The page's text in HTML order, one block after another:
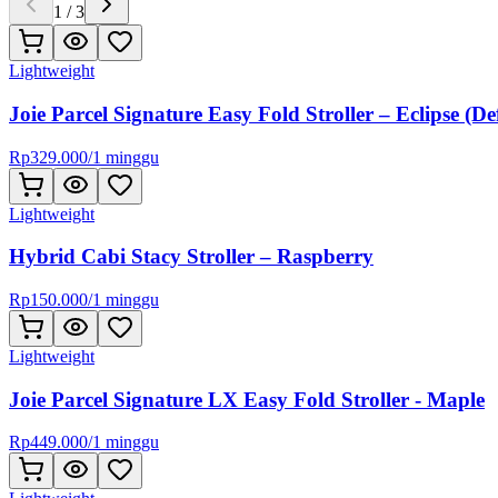
1 /3
Lightweight
Joie Parcel Signature Easy Fold Stroller – Eclipse
Rp329.000/1 minggu
Lightweight
Hybrid Cabi Stacy Stroller – Raspberry
Rp150.000/1 minggu
Lightweight
Joie Parcel Signature LX Easy Fold Stroller - Maple
Rp449.000/1 minggu